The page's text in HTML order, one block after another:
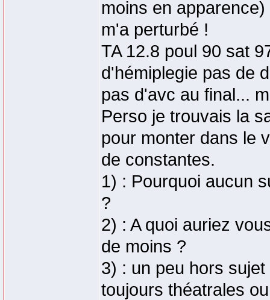
moins en
m'a perturbé !
TA 12.8 poul 90 sat
d'hémiplegie pas de
pas d'avc au final...
Perso je trouvais la
pour monter dans le
de constantes.
1) : Pourquoi aucun
?
2) : A quoi auriez
de moins ?
3) : un peu hors
toujours théatrales